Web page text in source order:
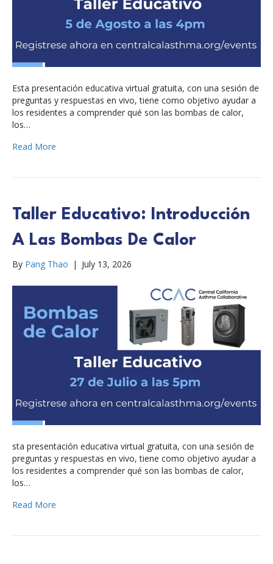
Esta presentación educativa virtual gratuita, con una sesión de
preguntas y respuestas en vivo, tiene como objetivo ayudar a
los residentes a comprender qué son las bombas de calor,
los…
Read More
Taller Educativo: Introducción
A Las Bombas De Calor
By Pang Thao | July 13, 2026
sta presentación educativa virtual gratuita, con una sesión de
preguntas y respuestas en vivo, tiene como objetivo ayudar a
los residentes a comprender qué son las bombas de calor,
los…
Read More